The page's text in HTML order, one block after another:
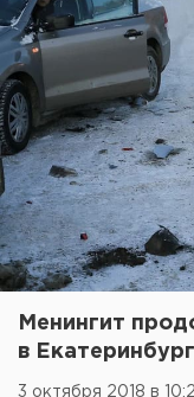
Менингит
в
3 октября 2018 в